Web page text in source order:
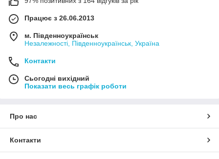
Працює з 26.06.2013
м. Південноукраїнськ
Незалежності, Південноукраїнськ, Україна
Контакти
Сьогодні вихідний
Показати весь графік роботи
Про нас
Контакти